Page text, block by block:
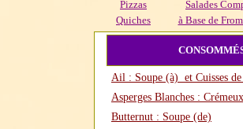
Pizzas
Salades
Quiches
à Base de
Ail : Soupe (à) et Cuisses
Asperges Blanches :
Butternut : Soupe (de)